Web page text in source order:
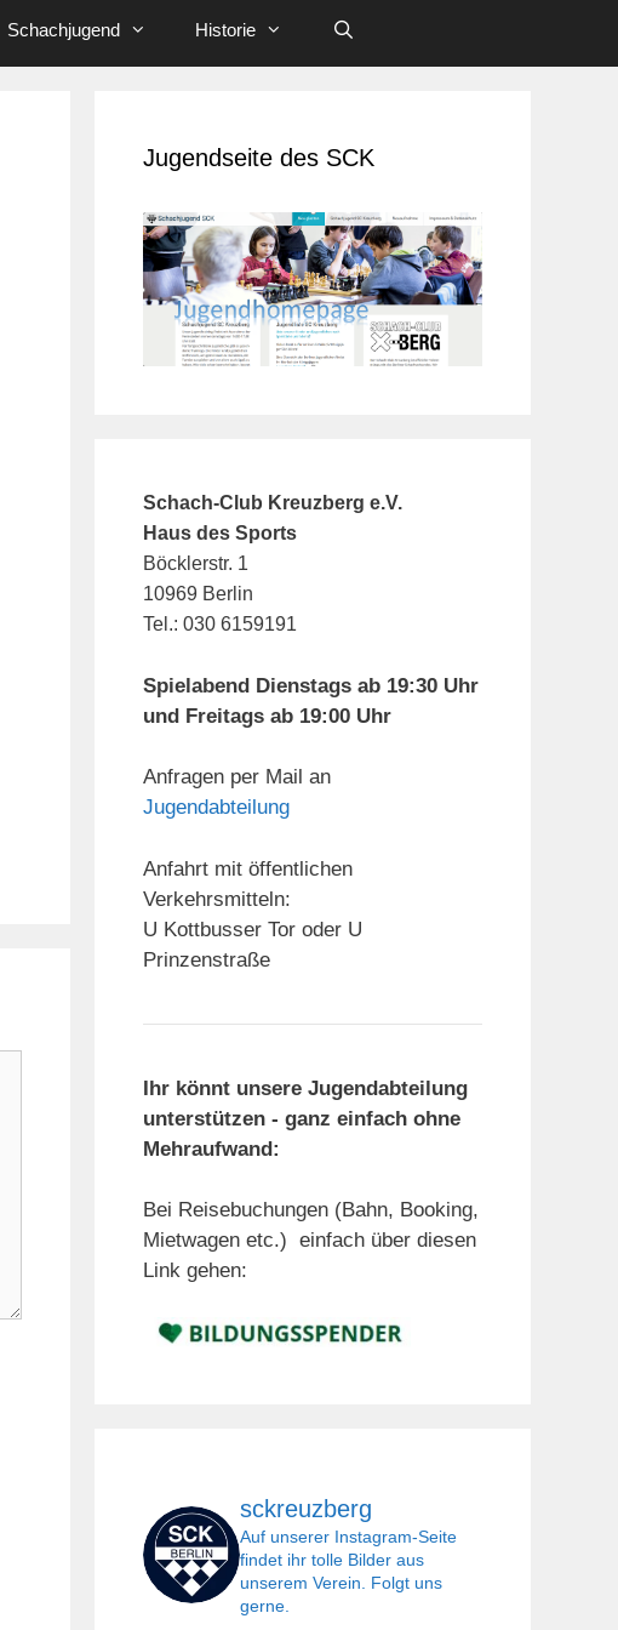
Schachjugend Historie
Jugendseite des SCK
Schach-Club Kreuzberg e.V.
Haus des Sports
Böcklerstr. 1
10969 Berlin
Tel.: 030 6159191
Spielabend Dienstags ab 19:30 Uhr
und Freitags ab 19:00 Uhr
Anfragen per Mail an
Jugendabteilung
Anfahrt mit öffentlichen
Verkehrsmitteln:
U Kottbusser Tor oder U
Prinzenstraße
Ihr könnt unsere Jugendabteilung
unterstützen - ganz einfach ohne
Mehraufwand:
Bei Reisebuchungen (Bahn, Booking,
Mietwagen etc.) einfach über diesen
Link gehen:
sckreuzberg
Auf unserer Instagram-Seite
findet ihr tolle Bilder aus
unserem Verein. Folgt uns
gerne.